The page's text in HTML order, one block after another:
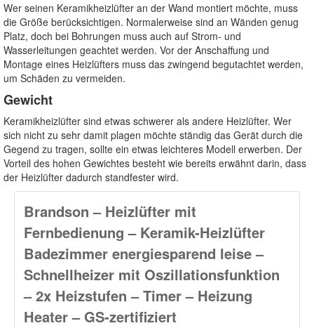
Wer seinen Keramikheizlüfter an der Wand montiert möchte, muss
die Größe berücksichtigen. Normalerweise sind an Wänden genug
Platz, doch bei Bohrungen muss auch auf Strom- und
Wasserleitungen geachtet werden. Vor der Anschaffung und
Montage eines Heizlüfters muss das zwingend begutachtet werden,
um Schäden zu vermeiden.
Gewicht
Keramikheizlüfter sind etwas schwerer als andere Heizlüfter. Wer
sich nicht zu sehr damit plagen möchte ständig das Gerät durch die
Gegend zu tragen, sollte ein etwas leichteres Modell erwerben. Der
Vorteil des hohen Gewichtes besteht wie bereits erwähnt darin, dass
der Heizlüfter dadurch standfester wird.
Brandson – Heizlüfter mit
Fernbedienung – Keramik-Heizlüfter
Badezimmer energiesparend leise –
Schnellheizer mit Oszillationsfunktion
– 2x Heizstufen – Timer – Heizung
Heater – GS-zertifiziert